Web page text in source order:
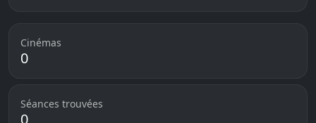
Cinémas
0
Séances trouvées
0